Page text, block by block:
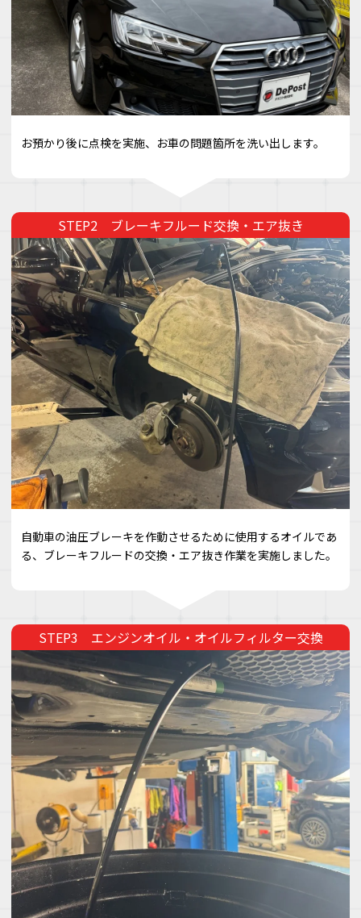
お預かり後に点検を実施、お車の問題箇所を洗い出します。
ブレーキフルード交換・エア抜き
自動車の油圧ブレーキを作動させるために使用するオイルであ
る、ブレーキフルードの交換・エア抜き作業を実施しました。
エンジンオイル・オイルフィルター交換